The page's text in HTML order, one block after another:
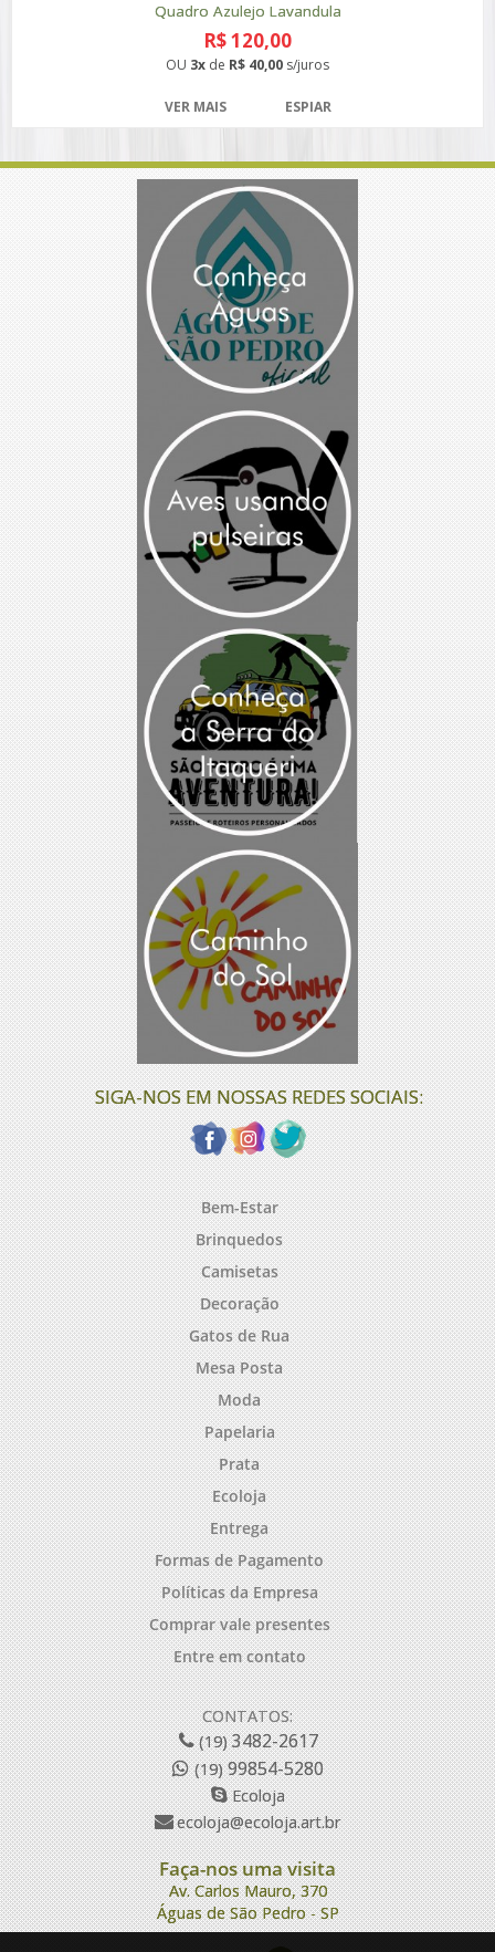
Quadro Azulejo Lavandula
R$ 120,00
OU 3x de R$ 40,00 s/juros
VER MAIS ESPIAR
SIGA-NOS EM NOSSAS REDES SOCIAIS:
Bem-Estar
Brinquedos
Camisetas
Decoração
Gatos de Rua
Mesa Posta
Moda
Papelaria
Prata
Ecoloja
Entrega
Formas de Pagamento
Políticas da Empresa
Comprar vale presentes
Entre em contato
CONTATOS:
(19)3482-2617
(19)99854-5280
Ecoloja
ecoloja@ecoloja.art.br
Faça-nos uma visita
Av. Carlos Mauro, 370
Águas de São Pedro - SP